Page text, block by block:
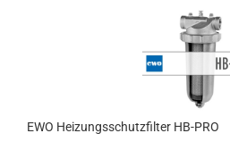
EWO Heizungsschutzfilter HB-PRO